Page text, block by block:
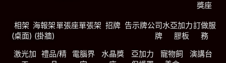
獎座
相架
(桌面)
海報架
(掛牆)
單張座單張架 招牌 告示牌公司水
牌
亞加力
膠板
訂做服
務
激光加
禮品/精
電腦界
水晶獎
亞加力
寵物飼
演講台